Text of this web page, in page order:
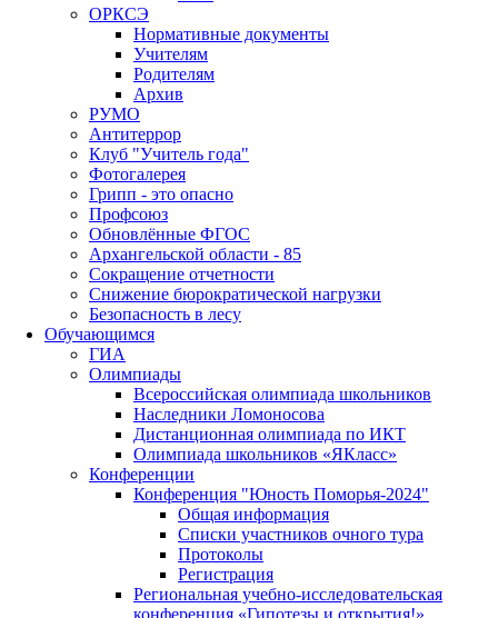
ОРКСЭ
Нормативные документы
Учителям
Родителям
Архив
РУМО
Антитеррор
Клуб "Учитель года"
Фотогалерея
Грипп - это опасно
Профсоюз
Обновлённые ФГОС
Архангельской области - 85
Сокращение отчетности
Снижение бюрократической нагрузки
Безопасность в лесу
Обучающимся
ГИА
Олимпиады
Всероссийская олимпиада школьников
Наследники Ломоносова
Дистанционная олимпиада по ИКТ
Олимпиада школьников «ЯКласс»
Конференции
Конференция "Юность Поморья-2024"
Общая информация
Списки участников очного тура
Протоколы
Регистрация
Региональная учебно-исследовательская
конференция «Гипотезы и открытия!»